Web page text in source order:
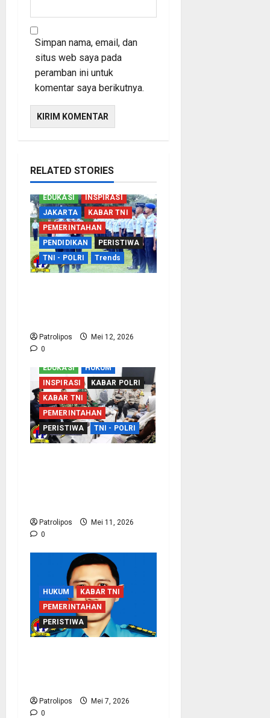
Simpan nama, email, dan
situs web saya pada
peramban ini untuk
komentar saya berikutnya.
RELATED STORIES
EDUKASI
INSPIRASI
JAKARTA
KABAR TNI
PEMERINTAHAN
PENDIDIKAN
PERISTIWA
TNI - POLRI
Trends
Patrolipos
Mei 12, 2026
0
EDUKASI
HUKUM
INSPIRASI
KABAR POLRI
KABAR TNI
PEMERINTAHAN
PERISTIWA
TNI - POLRI
Patrolipos
Mei 11, 2026
0
HUKUM
KABAR TNI
PEMERINTAHAN
PERISTIWA
Patrolipos
Mei 7, 2026
0